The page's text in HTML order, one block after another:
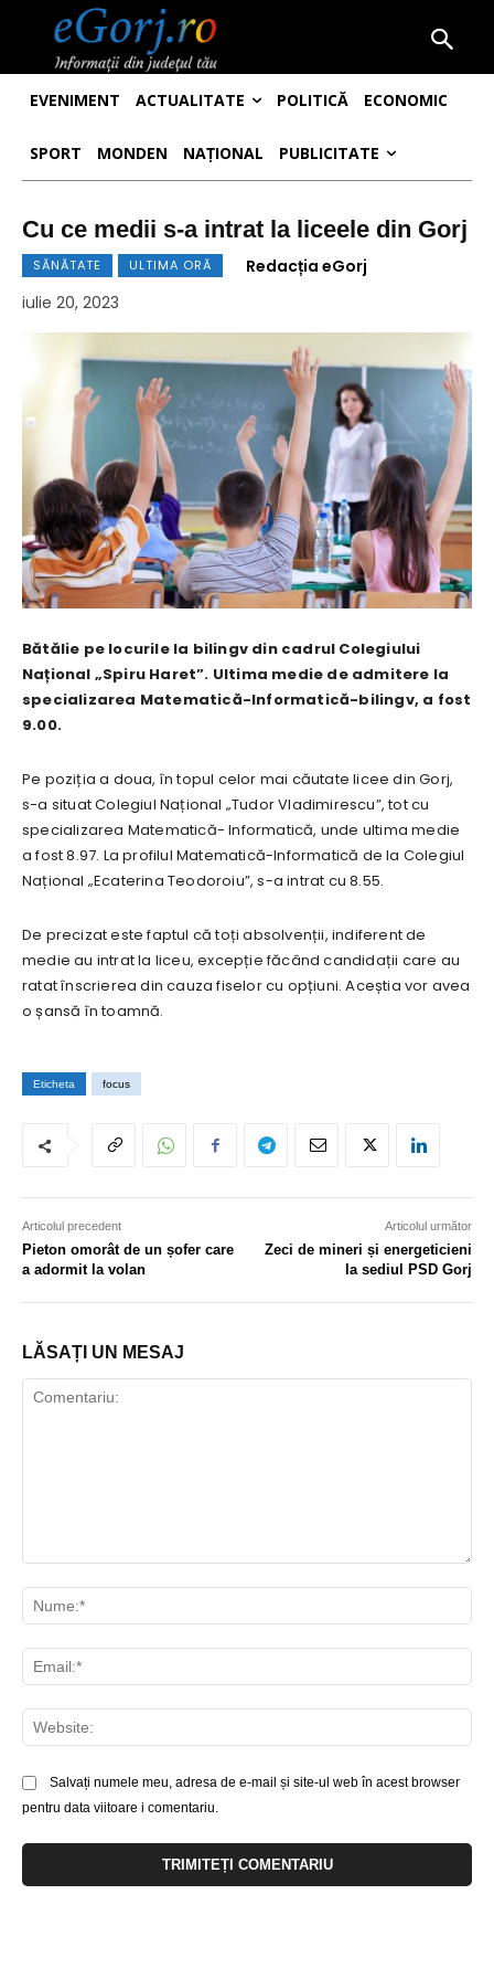
EVENIMENT ACTUALITATE POLITICĂ ECONOMIC
SPORT MONDEN NAȚIONAL PUBLICITATE
Cu ce medii s-a intrat la liceele din Gorj
SĂNĂTATE ULTIMA ORĂ
Redacția eGorj
iulie 20, 2023
Bătălie pe locurile la bilingv din cadrul Colegiului
Național „Spiru Haret”. Ultima medie de admitere la
specializarea Matematică-Informatică-bilingv, a fost
9.00.
Pe poziția a doua, în topul celor mai căutate licee din Gorj,
s-a situat Colegiul Național „Tudor Vladimirescu”, tot cu
specializarea Matematică- Informatică, unde ultima medie
a fost 8.97. La profilul Matematică-Informatică de la Colegiul
Național „Ecaterina Teodoroiu”, s-a intrat cu 8.55.
De precizat este faptul că toți absolvenții, indiferent de
medie au intrat la liceu, excepție făcând candidații care au
ratat înscrierea din cauza fiselor cu opțiuni. Aceștia vor avea
o șansă în toamnă.
Eticheta focus
Articolul precedent
Pieton omorât de un șofer care
a adormit la volan
Articolul următor
Zeci de mineri și energeticieni
la sediul PSD Gorj
LĂSAȚI UN MESAJ
Salvați numele meu, adresa de e-mail și site-ul web în acest browser
pentru data viitoare i comentariu.